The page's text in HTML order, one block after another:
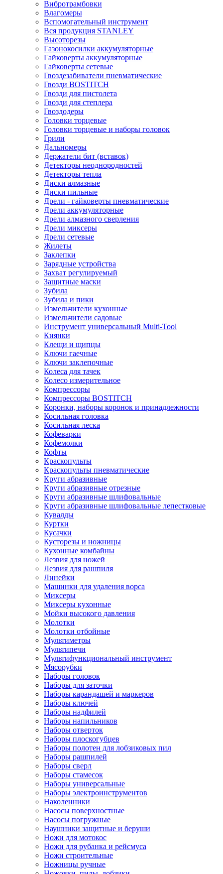
Вибротрамбовки
Влагомеры
Вспомогательный инструмент
Вся продукция STANLEY
Высоторезы
Газонокосилки аккумуляторные
Гайковерты аккумуляторные
Гайковерты сетевые
Гвоздезабиватели пневматические
Гвозди BOSTITCH
Гвозди для пистолета
Гвозди для степлера
Гвоздодеры
Головки торцевые
Головки торцевые и наборы головок
Грили
Дальномеры
Держатели бит (вставок)
Детекторы неоднородностей
Детекторы тепла
Диски алмазные
Диски пильные
Дрели - гайковерты пневматические
Дрели аккумуляторные
Дрели алмазного сверления
Дрели миксеры
Дрели сетевые
Жилеты
Заклепки
Зарядные устройства
Захват регулируемый
Защитные маски
Зубила
Зубила и пики
Измельчители кухонные
Измельчители садовые
Инструмент универсальный Multi-Tool
Киянки
Клещи и щипцы
Ключи гаечные
Ключи заклепочные
Колеса для тачек
Колесо измерительное
Компрессоры
Компрессоры BOSTITCH
Коронки, наборы коронок и принадлежности
Косильная головка
Косильная леска
Кофеварки
Кофемолки
Кофты
Краскопульты
Краскопульты пневматические
Круги абразивные
Круги абразивные отрезные
Круги абразивные шлифовальные
Круги абразивные шлифовальные лепестковые
Кувалды
Куртки
Кусачки
Кусторезы и ножницы
Кухонные комбайны
Лезвия для ножей
Лезвия для рашпиля
Линейки
Машинки для удаления ворса
Миксеры
Миксеры кухонные
Мойки высокого давления
Молотки
Молотки отбойные
Мультиметры
Мультипечи
Мультифункциональный инструмент
Мясорубки
Наборы головок
Наборы для заточки
Наборы карандашей и маркеров
Наборы ключей
Наборы надфилей
Наборы напильников
Наборы отверток
Наборы плоскогубцев
Наборы полотен для лобзиковых пил
Наборы рашпилей
Наборы сверл
Наборы стамесок
Наборы универсальные
Наборы электроинструментов
Наколенники
Насосы поверхностные
Насосы погружные
Наушники защитные и беруши
Ножи для мотокос
Ножи для рубанка и рейсмуса
Ножи строительные
Ножницы ручные